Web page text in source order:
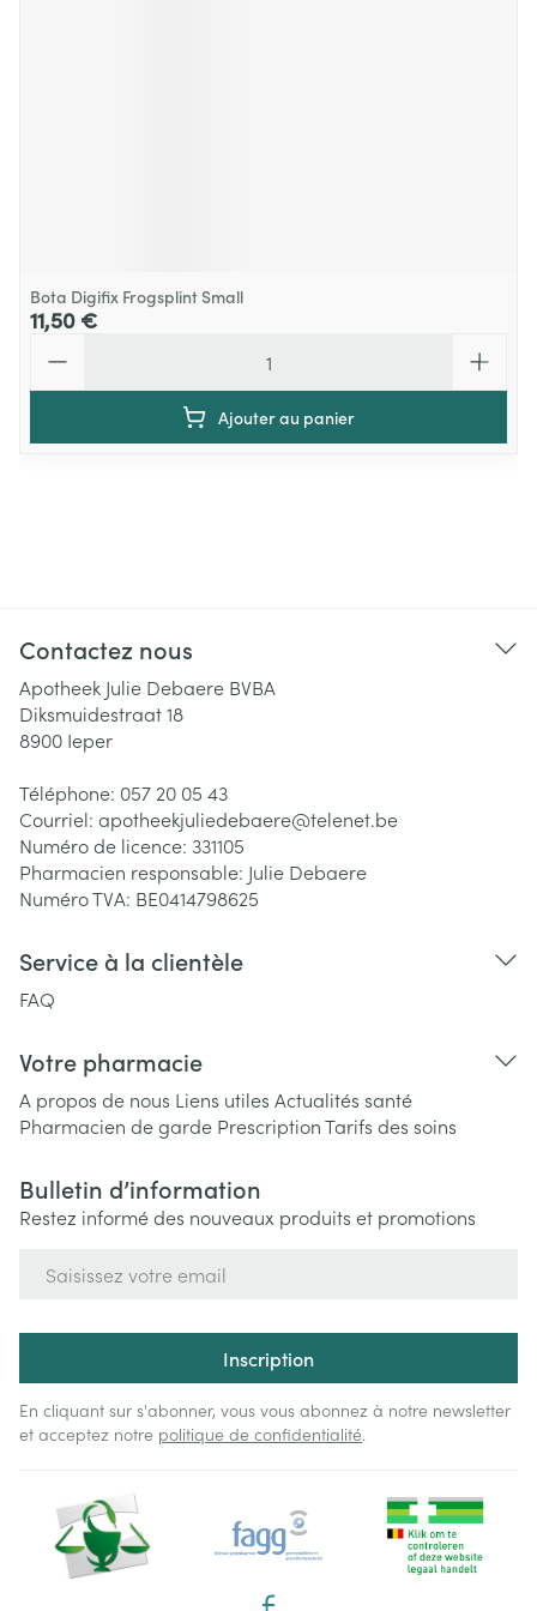
Bota Digifix Frogsplint Small
11,50 €
Ajouter au panier
Contactez nous
Apotheek Julie Debaere BVBA
Diksmuidestraat 18
8900 Ieper
Téléphone: 057 20 05 43
Courriel: apotheekjuliedebaere@telenet.be
Numéro de licence: 331105
Pharmacien responsable: Julie Debaere
Numéro TVA: BE0414798625
Service à la clientèle
FAQ
Votre pharmacie
A propos de nous Liens utiles Actualités santé
Pharmacien de garde PrescriptionTarifs des soins
Bulletin d’information
Restez informé des nouveaux produits et promotions
Inscription
En cliquant sur s'abonner, vous vous abonnez à notre newsletter
et acceptez notre politique de confidentialité.